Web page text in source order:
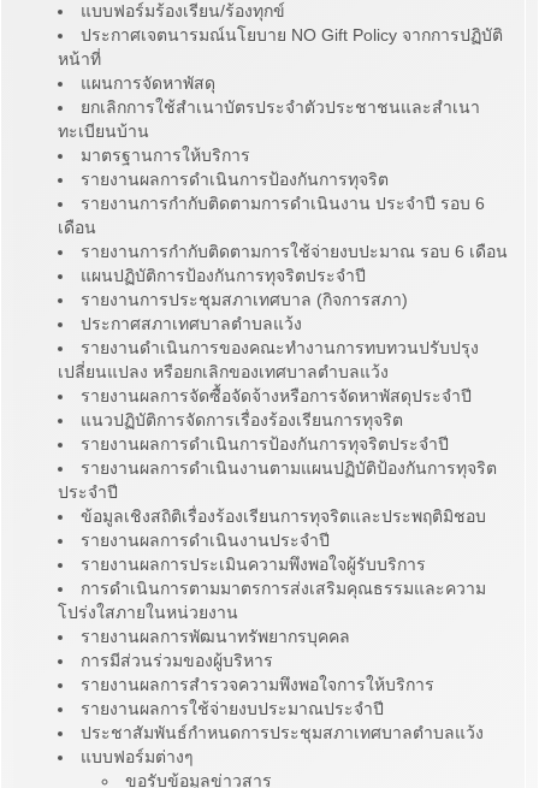
แบบฟอร์มร้องเรียน/ร้องทุกข์
ประกาศเจตนารมณ์นโยบาย NO Gift Policy จากการปฏิบัติ
หน้าที่
แผนการจัดหาพัสดุ
ยกเลิกการใช้สำเนาบัตรประจำตัวประชาชนและสำเนา
ทะเบียนบ้าน
มาตรฐานการให้บริการ
รายงานผลการดำเนินการป้องกันการทุจริต
รายงานการกำกับติดตามการดำเนินงาน ประจำปี รอบ 6
เดือน
รายงานการกำกับติดตามการใช้จ่ายงบปะมาณ รอบ 6 เดือน
แผนปฏิบัติการป้องกันการทุจริตประจำปี
รายงานการประชุมสภาเทศบาล (กิจการสภา)
ประกาศสภาเทศบาลตำบลแว้ง
รายงานดำเนินการของคณะทำงานการทบทวนปรับปรุง
เปลี่ยนแปลง หรือยกเลิกของเทศบาลตำบลแว้ง
รายงานผลการจัดซื้อจัดจ้างหรือการจัดหาพัสดุประจำปี
แนวปฏิบัติการจัดการเรื่องร้องเรียนการทุจริต
รายงานผลการดำเนินการป้องกันการทุจริตประจำปี
รายงานผลการดำเนินงานตามแผนปฏิบัติป้องกันการทุจริต
ประจำปี
ข้อมูลเชิงสถิติเรื่องร้องเรียนการทุจริตและประพฤติมิชอบ
รายงานผลการดำเนินงานประจำปี
รายงานผลการประเมินความพึงพอใจผู้รับบริการ
การดำเนินการตามมาตรการส่งเสริมคุณธรรมและความ
โปร่งใสภายในหน่วยงาน
รายงานผลการพัฒนาทรัพยากรบุคคล
การมีส่วนร่วมของผู้บริหาร
รายงานผลการสำรวจความพึงพอใจการให้บริการ
รายงานผลการใช้จ่ายงบประมาณประจำปี
ประชาสัมพันธ์กำหนดการประชุมสภาเทศบาลตำบลแว้ง
แบบฟอร์มต่างๆ
ขอรับข้อมูลข่าวสาร